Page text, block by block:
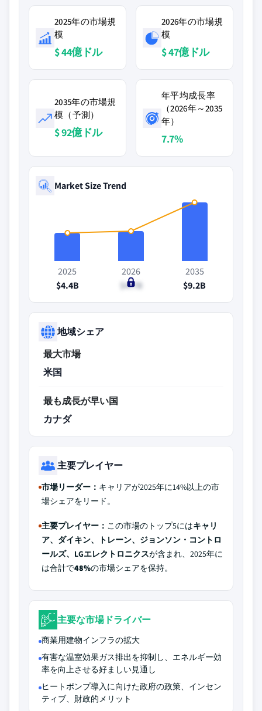
2025年の市場規
模
$ 44億ドル
2026年の市場規
模
$ 47億ドル
2035年の市場規
模（予測）
$ 92億ドル
年平均成長率
（2026年～2035
年）
7.7%
Market Size Trend
2025
$4.4B
2026
$4.7B
2035
$9.2B
地域シェア
最大市場
米国
最も成長が早い国
カナダ
主要プレイヤー
市場リーダー： キャリアが2025年に14%以上の市
場シェアをリード。
主要プレイヤー： この市場のトップ5にはキャリ
ア、ダイキン、トレーン、ジョンソン・コントロ
ールズ、LGエレクトロニクスが含まれ、2025年に
は合計で48%の市場シェアを保持。
主要な市場ドライバー
商業用建物インフラの拡大
有害な温室効果ガス排出を抑制し、エネルギー効
率を向上させる好ましい見通し
ヒートポンプ導入に向けた政府の政策、インセン
ティブ、財政的メリット